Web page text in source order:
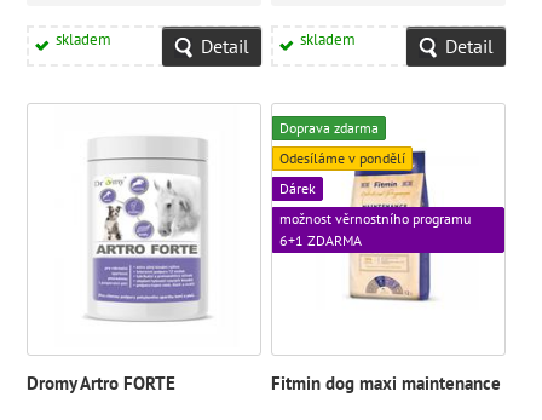
skladem Detail skladem Detail
Dromy Artro FORTE
Doprava zdarma
Odesíláme v pondělí
Dárek
možnost věrnostního programu
6+1 ZDARMA
Fitmin dog maxi maintenance